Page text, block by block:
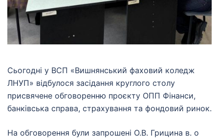
Сьогодні у ВСП «Вишнянський фаховий коледж
ЛНУП» відбулося засідання круглого столу
присвячене обговоренню проєкту ОПП Фінанси,
банківська справа, страхування та фондовий ринок.
На обговорення були запрошені О.В. Грицина в. о